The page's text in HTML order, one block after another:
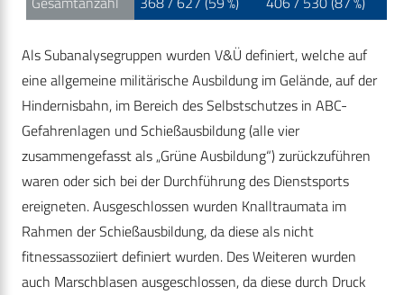
Als Subanalysegruppen wurden V&Ü definiert, welche auf
eine allgemeine militärische Ausbildung im Gelände, auf der
Hindernisbahn, im Bereich des Selbstschutzes in ABC-
Gefahrenlagen und Schießausbildung (alle vier
zusammengefasst als „Grüne Ausbildung“) zurückzuführen
waren oder sich bei der Durchführung des Dienstsports
ereigneten. Ausgeschlossen wurden Knalltraumata im
Rahmen der Schießausbildung, da diese als nicht
fitnessassoziiert definiert wurden. Des Weiteren wurden
auch Marschblasen ausgeschlossen, da diese durch Druck